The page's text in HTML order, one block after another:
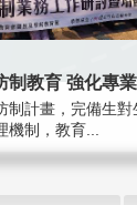
制計畫，完備生對
制，教育...